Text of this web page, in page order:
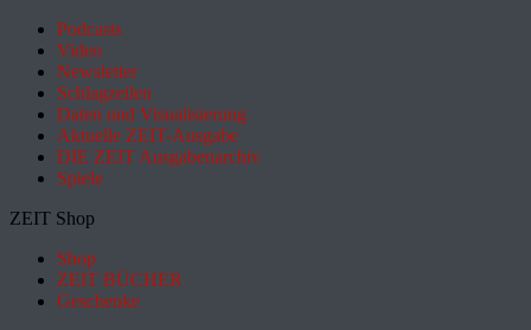
Podcasts
Video
Newsletter
Schlagzeilen
Daten und Visualisierung
Aktuelle ZEIT-Ausgabe
DIE ZEIT Ausgabenarchiv
Spiele
ZEIT Shop
Shop
ZEIT BÜCHER
Geschenke